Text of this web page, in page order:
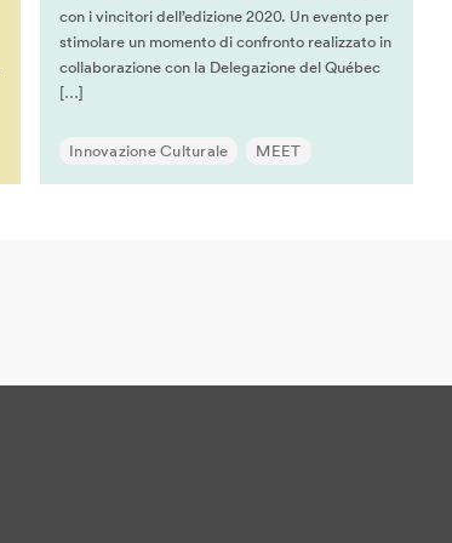
con i vincitori dell’edizione 2020. Un evento per
stimolare un momento di confronto realizzato in
collaborazione con la Delegazione del Québec
[…]
Innovazione Culturale MEET